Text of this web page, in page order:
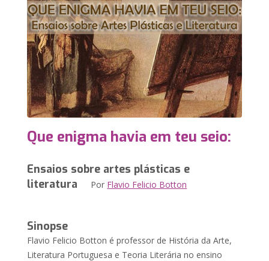
Que enigma havia em teu seio:
Ensaios sobre artes plásticas e
literatura Por Flavio Felicio Botton
Sinopse
Flavio Felicio Botton é professor de História da Arte,
Literatura Portuguesa e Teoria Literária no ensino